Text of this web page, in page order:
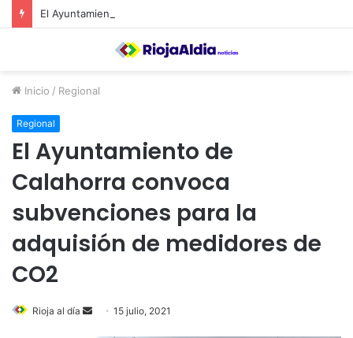
Inicio / Regional
Regional
El Ayuntamiento de
Calahorra convoca
subvenciones para la
adquisión de medidores de
CO2
Rioja al día 15 julio, 2021